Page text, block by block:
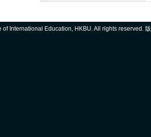
of International Education, HKBU. All rights reserved.